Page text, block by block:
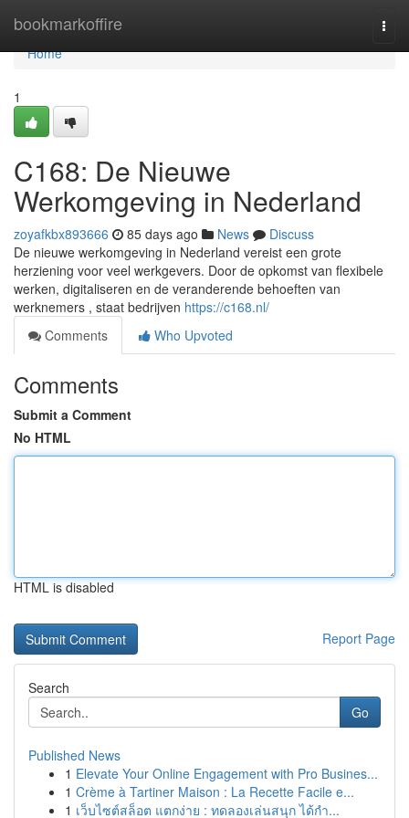
bookmarkoffire
Home
Home
1
C168: De Nieuwe
Werkomgeving in Nederland
zoyafkbx893666 85 days ago News
Discuss
De nieuwe werkomgeving in Nederland vereist een grote
herziening voor veel werkgevers. Door de opkomst van flexibele
werken, digitaliseren en de veranderende behoeften van
werknemers , staat bedrijven https://c168.nl/
Comments
Who Upvoted
Comments
Submit a Comment
No HTML
HTML is disabled
Report Page
Search
Go
Published News
1 Elevate Your Online Engagement with Pro Busines...
1 Crème à Tartiner Maison : La Recette Facile e...
1 เว็บไซต์สล็อต แตกง่าย : ทดลองเล่นสนุก ได้กำ...